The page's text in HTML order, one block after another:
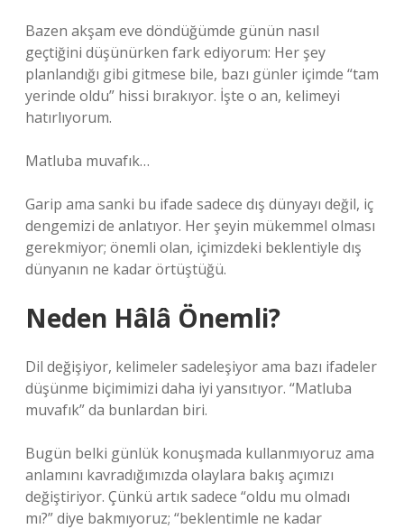
Bazen akşam eve döndüğümde günün nasıl
geçtiğini düşünürken fark ediyorum: Her şey
planlandığı gibi gitmese bile, bazı günler içimde “tam
yerinde oldu” hissi bırakıyor. İşte o an, kelimeyi
hatırlıyorum.
Matluba muvafık…
Garip ama sanki bu ifade sadece dış dünyayı değil, iç
dengemizi de anlatıyor. Her şeyin mükemmel olması
gerekmiyor; önemli olan, içimizdeki beklentiyle dış
dünyanın ne kadar örtüştüğü.
Neden Hâlâ Önemli?
Dil değişiyor, kelimeler sadeleşiyor ama bazı ifadeler
düşünme biçimimizi daha iyi yansıtıyor. “Matluba
muvafık” da bunlardan biri.
Bugün belki günlük konuşmada kullanmıyoruz ama
anlamını kavradığımızda olaylara bakış açımızı
değiştiriyor. Çünkü artık sadece “oldu mu olmadı
mı?” diye bakmıyoruz; “beklentimle ne kadar